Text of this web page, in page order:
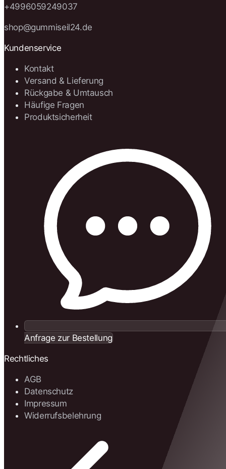
+4996059249037
shop@gummiseil24.de
Kundenservice
Kontakt
Versand & Lieferung
Rückgabe & Umtausch
Häufige Fragen
Produktsicherheit
Anfrage zur Bestellung
Rechtliches
AGB
Datenschutz
Impressum
Widerrufsbelehrung